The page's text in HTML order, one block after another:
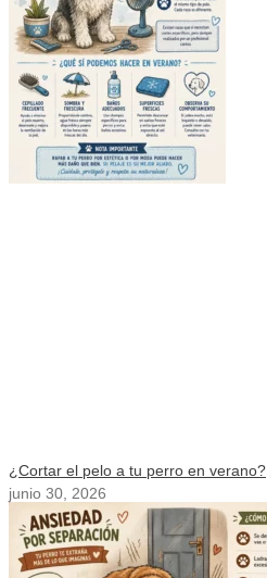
¿Cortar el pelo a tu perro en verano?
junio 30, 2026